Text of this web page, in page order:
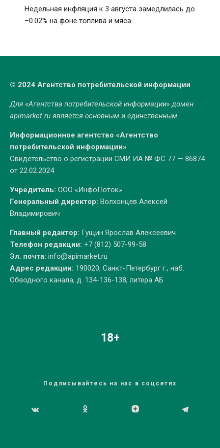
Недельная инфляция к 3 августа замедлилась до
–0.02% на фоне топлива и мяса
© 2024 Агентство потребительской информации
Для «Агентства потребительской информации» домен
apimarket.ruявляется основным и единственным.
Информационное агентство «Агентство
потребительской информации»
Свидетельство о регистрации СМИ ИА № ФС 77 — 86874
от 22.02.2024
Учредитель: ООО «ИнфоПоток»
Генеральный директор: Волхонцев Алексей
Владимирович
Главный редактор: Гущин Ярослав Алексеевич
Телефон редакции: +7 (812) 507-99-58
Эл. почта: info@apimarket.ru
Адрес редакции: 190020, Санкт-Петербург г., наб.
Обводного канала, д. 134-136-138, литера АБ
18+
Подписывайтесь на нас в соцсетях